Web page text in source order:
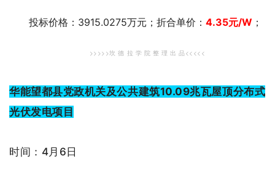
投标价格：3915.0275万元；折合单价： 4.35元/W ；
>>>>>坎 德 拉 学 院 整 理 出 品<<<<<
华能望都县党政机关及公共建筑10.09兆瓦屋顶分布式
光伏发电项目
时间：4月6日